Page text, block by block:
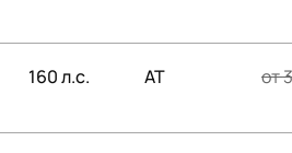
160 л.с. AT от